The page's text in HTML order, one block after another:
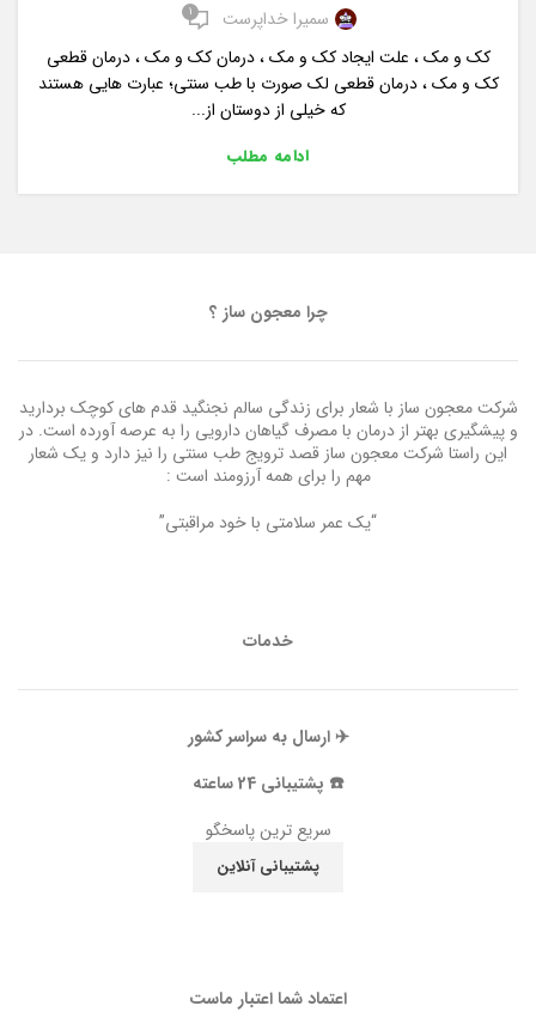
سمیرا خداپرست 1
کک و مک ، علت ایجاد کک و مک ، درمان کک و مک ، درمان قطعی
کک و مک ، درمان قطعی لک صورت با طب سنتی؛ عبارت هایی هستند
که خیلی از دوستان از...
ادامه مطلب
چرا معجون ساز ؟
شرکت معجون ساز با شعار برای زندگی سالم نجنگید قدم های کوچک بردارید
و پیشگیری بهتر از درمان با مصرف گیاهان دارویی را به عرصه آورده است. در
این راستا شرکت معجون ساز قصد ترویج طب سنتی را نیز دارد و یک شعار
مهم را برای همه آرزومند است :
“یک عمر سلامتی با خود مراقبتی”
خدمات
✈️ ارسال به سراسر کشور
☎️ پشتیبانی 24 ساعته
سریع ترین پاسخگو
پشتیبانی آنلاین
اعتماد شما اعتبار ماست